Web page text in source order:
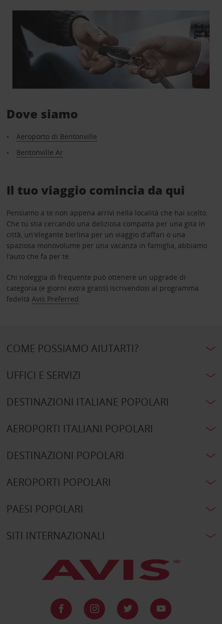
Dove siamo
Aeroporto di Bentonville
Bentonville Ar
Il tuo viaggio comincia da qui
Pensiamo a te non appena arrivi nella località che hai scelto.
Che tu stia cercando una deliziosa compatta per una gita in
città, un'elegante berlina per un viaggio d'affari o una
spaziosa monovolume per una vacanza in famiglia, abbiamo
l'auto che fa per te.
Chi noleggia di frequente può ottenere un upgrade di
categoria (e giorni extra gratis) iscrivendosi al programma
fedeltà Avis Preferred.
COME POSSIAMO AIUTARTI?
UFFICI E SERVIZI
DESTINAZIONI ITALIANE POPOLARI
AEROPORTI ITALIANI POPOLARI
DESTINAZIONI POPOLARI
AEROPORTI POPOLARI
PAESI POPOLARI
SITI INTERNAZIONALI